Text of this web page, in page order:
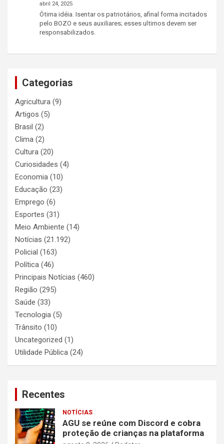
abril 24, 2025
Ótima idéia. Isentar os patriotários, afinal forma incitados
pelo BOZO e seus auxiliares; esses ultimos devem ser
responsabilizados.
Categorias
Agricultura (9)
Artigos (5)
Brasil (2)
Clima (2)
Cultura (20)
Curiosidades (4)
Economia (10)
Educação (23)
Emprego (6)
Esportes (31)
Meio Ambiente (14)
Notícias (21.192)
Policial (163)
Política (46)
Principais Notícias (460)
Região (295)
Saúde (33)
Tecnologia (5)
Trânsito (10)
Uncategorized (1)
Utilidade Pública (24)
Recentes
NOTÍCIAS
AGU se reúne com Discord e cobra
proteção de crianças na plataforma